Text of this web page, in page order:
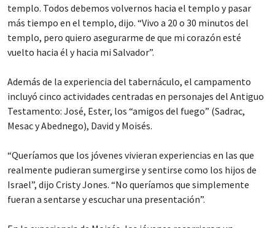
templo. Todos debemos volvernos hacia el templo y pasar
más tiempo en el templo, dijo. “Vivo a 20 o 30 minutos del
templo, pero quiero asegurarme de que mi corazón esté
vuelto hacia él y hacia mi Salvador”.
Además de la experiencia del tabernáculo, el campamento
incluyó cinco actividades centradas en personajes del Antiguo
Testamento: José, Ester, los “amigos del fuego” (Sadrac,
Mesac y Abednego), David y Moisés.
“Queríamos que los jóvenes vivieran experiencias en las que
realmente pudieran sumergirse y sentirse como los hijos de
Israel”, dijo Cristy Jones. “No queríamos que simplemente
fueran a sentarse y escuchar una presentación”.